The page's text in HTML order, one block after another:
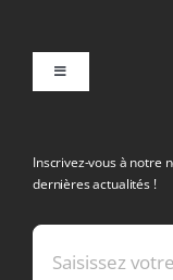
Toggle
Mentions légales
Inscrivez-vous à notre
dernières actualités !